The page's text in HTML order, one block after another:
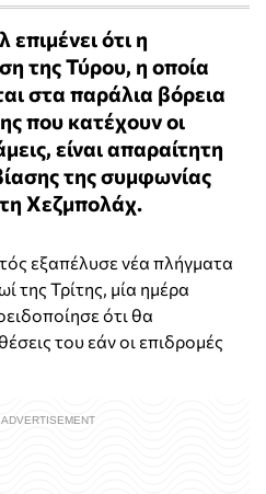
επιμένει ότι η
της Τύρου, η οποία
στα παράλια βόρεια
που κατέχουν οι
είναι απαραίτητη
της συμφωνίας
Χεζμπολάχ.
εξαπέλυσε νέα πλήγματα
της Τρίτης, μία ημέρα
ότι θα
του εάν οι επιδρομές